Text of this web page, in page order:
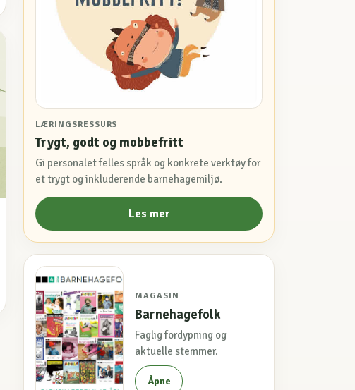
LÆRINGSRESSURS
Trygt, godt og mobbefritt
Gi personalet felles språk og konkrete verktøy for
et trygt og inkluderende barnehagemiljø.
Les mer
MAGASIN
Barnehagefolk
Faglig fordypning og
aktuelle stemmer.
Åpne